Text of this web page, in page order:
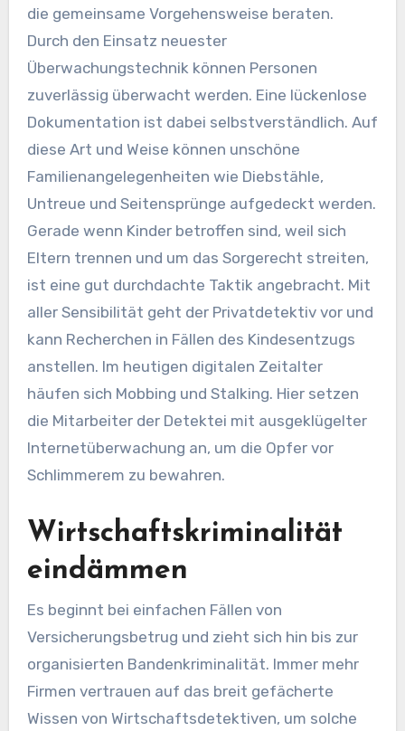
die gemeinsame Vorgehensweise beraten.
Durch den Einsatz neuester
Überwachungstechnik können Personen
zuverlässig überwacht werden. Eine lückenlose
Dokumentation ist dabei selbstverständlich. Auf
diese Art und Weise können unschöne
Familienangelegenheiten wie Diebstähle,
Untreue und Seitensprünge aufgedeckt werden.
Gerade wenn Kinder betroffen sind, weil sich
Eltern trennen und um das Sorgerecht streiten,
ist eine gut durchdachte Taktik angebracht. Mit
aller Sensibilität geht der Privatdetektiv vor und
kann Recherchen in Fällen des Kindesentzugs
anstellen. Im heutigen digitalen Zeitalter
häufen sich Mobbing und Stalking. Hier setzen
die Mitarbeiter der Detektei mit ausgeklügelter
Internetüberwachung an, um die Opfer vor
Schlimmerem zu bewahren.
Wirtschaftskriminalität
eindämmen
Es beginnt bei einfachen Fällen von
Versicherungsbetrug und zieht sich hin bis zur
organisierten Bandenkriminalität. Immer mehr
Firmen vertrauen auf das breit gefächerte
Wissen von Wirtschaftsdetektiven, um solche